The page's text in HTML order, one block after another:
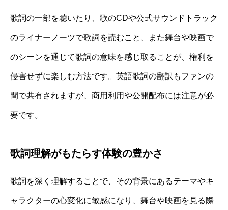
歌詞の一部を聴いたり、歌のCDや公式サウンドトラック
のライナーノーツで歌詞を読むこと、また舞台や映画で
のシーンを通じて歌詞の意味を感じ取ることが、権利を
侵害せずに楽しむ方法です。英語歌詞の翻訳もファンの
間で共有されますが、商用利用や公開配布には注意が必
要です。
歌詞理解がもたらす体験の豊かさ
歌詞を深く理解することで、その背景にあるテーマやキ
ャラクターの心変化に敏感になり、舞台や映画を見る際